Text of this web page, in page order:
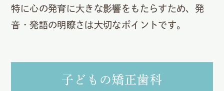
特に心の発育に大きな影響をもたらすため、発
音・発語の明瞭さは大切なポイントです。
子どもの矯正歯科